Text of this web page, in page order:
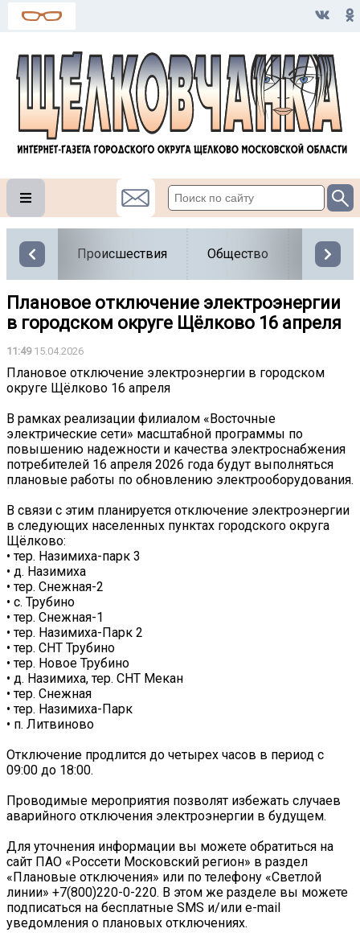
Происшествия Общество Власть
️Плановое отключение электроэнергии
в городском округе Щёлково 16 апреля
11:4915.04.2026
️Плановое отключение электроэнергии в городском
округе Щёлково 16 апреля
В рамках реализации филиалом «Восточные
электрические сети» масштабной программы по
повышению надежности и качества электроснабжения
потребителей 16 апреля 2026 года будут выполняться
плановые работы по обновлению электрооборудования.
В связи с этим планируется отключение электроэнергии
в следующих населенных пунктах городского округа
Щёлково:
• тер. Назимиха-парк 3
• д. Назимиха
• тер. Снежная-2
• с. Трубино
• тер. Снежная-1
• тер. Назимиха-Парк 2
• тер. СНТ Трубино
• тер. Новое Трубино
• д. Назимиха, тер. СНТ Мекан
• тер. Снежная
• тер. Назимиха-Парк
• п. Литвиново
Отключение продлится до четырех часов в период с
09:00 до 18:00.
Проводимые мероприятия позволят избежать случаев
аварийного отключения электроэнергии в будущем.
Для уточнения информации вы можете обратиться на
сайт ПАО «Россети Московский регион» в раздел
«Плановые отключения» или по телефону «Светлой
линии» +7(800)220-0-220. В этом же разделе вы можете
подписаться на бесплатные SMS и/или e-mail
уведомления о плановых отключениях.